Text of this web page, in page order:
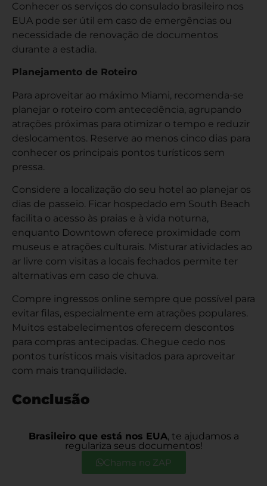
Conhecer os serviços do consulado brasileiro nos
EUA pode ser útil em caso de emergências ou
necessidade de renovação de documentos
durante a estadia.
Planejamento de Roteiro
Para aproveitar ao máximo Miami, recomenda-se
planejar o roteiro com antecedência, agrupando
atrações próximas para otimizar o tempo e reduzir
deslocamentos. Reserve ao menos cinco dias para
conhecer os principais pontos turísticos sem
pressa.
Considere a localização do seu hotel ao planejar os
dias de passeio. Ficar hospedado em South Beach
facilita o acesso às praias e à vida noturna,
enquanto Downtown oferece proximidade com
museus e atrações culturais. Misturar atividades ao
ar livre com visitas a locais fechados permite ter
alternativas em caso de chuva.
Compre ingressos online sempre que possível para
evitar filas, especialmente em atrações populares.
Muitos estabelecimentos oferecem descontos
para compras antecipadas. Chegue cedo nos
pontos turísticos mais visitados para aproveitar
com mais tranquilidade.
Conclusão
Miami se consolida como um dos destinos mais
completos dos Estados Unidos, oferecendo
experiências que vão muito além de suas famosas
praias. A diversidade cultural, representada
Brasileiro que está nos EUA, te ajudamos a
regulariza seus documentos!
Chama no ZAP